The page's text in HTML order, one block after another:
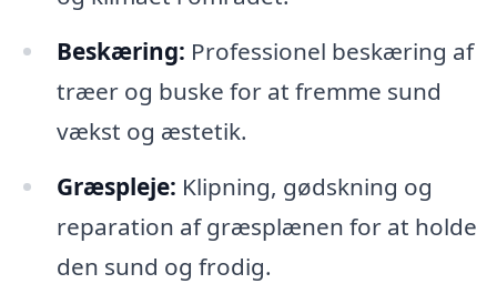
Beskæring: Professionel beskæring af
træer og buske for at fremme sund
vækst og æstetik.
Græspleje: Klipning, gødskning og
reparation af græsplænen for at holde
den sund og frodig.